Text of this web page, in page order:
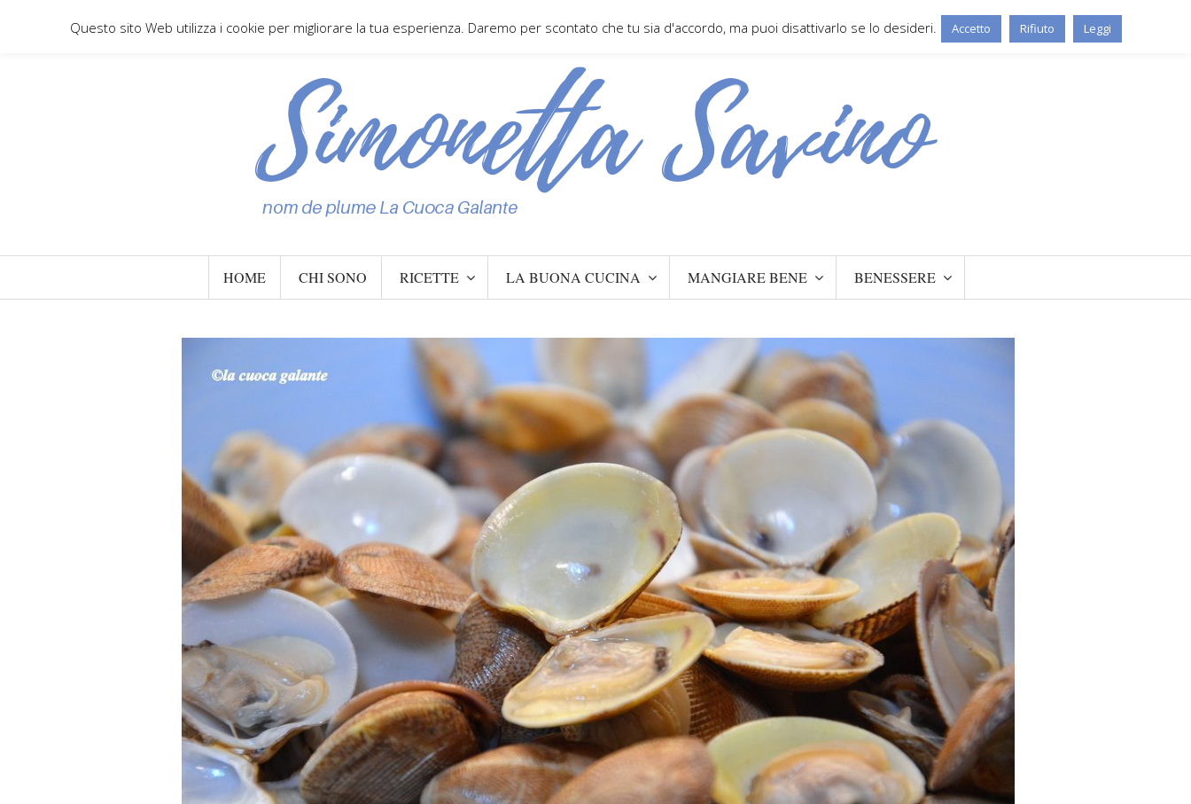
HOME CHI SONO RICETTE LA BUONA CUCINA MANGIARE BENE BENESSERE
Questo sito Web utilizza i cookie per migliorare la tua esperienza. Daremo per scontato che tu sia d'accordo, ma puoi disattivarlo se lo desideri. Accetto Rifiuto Leggi